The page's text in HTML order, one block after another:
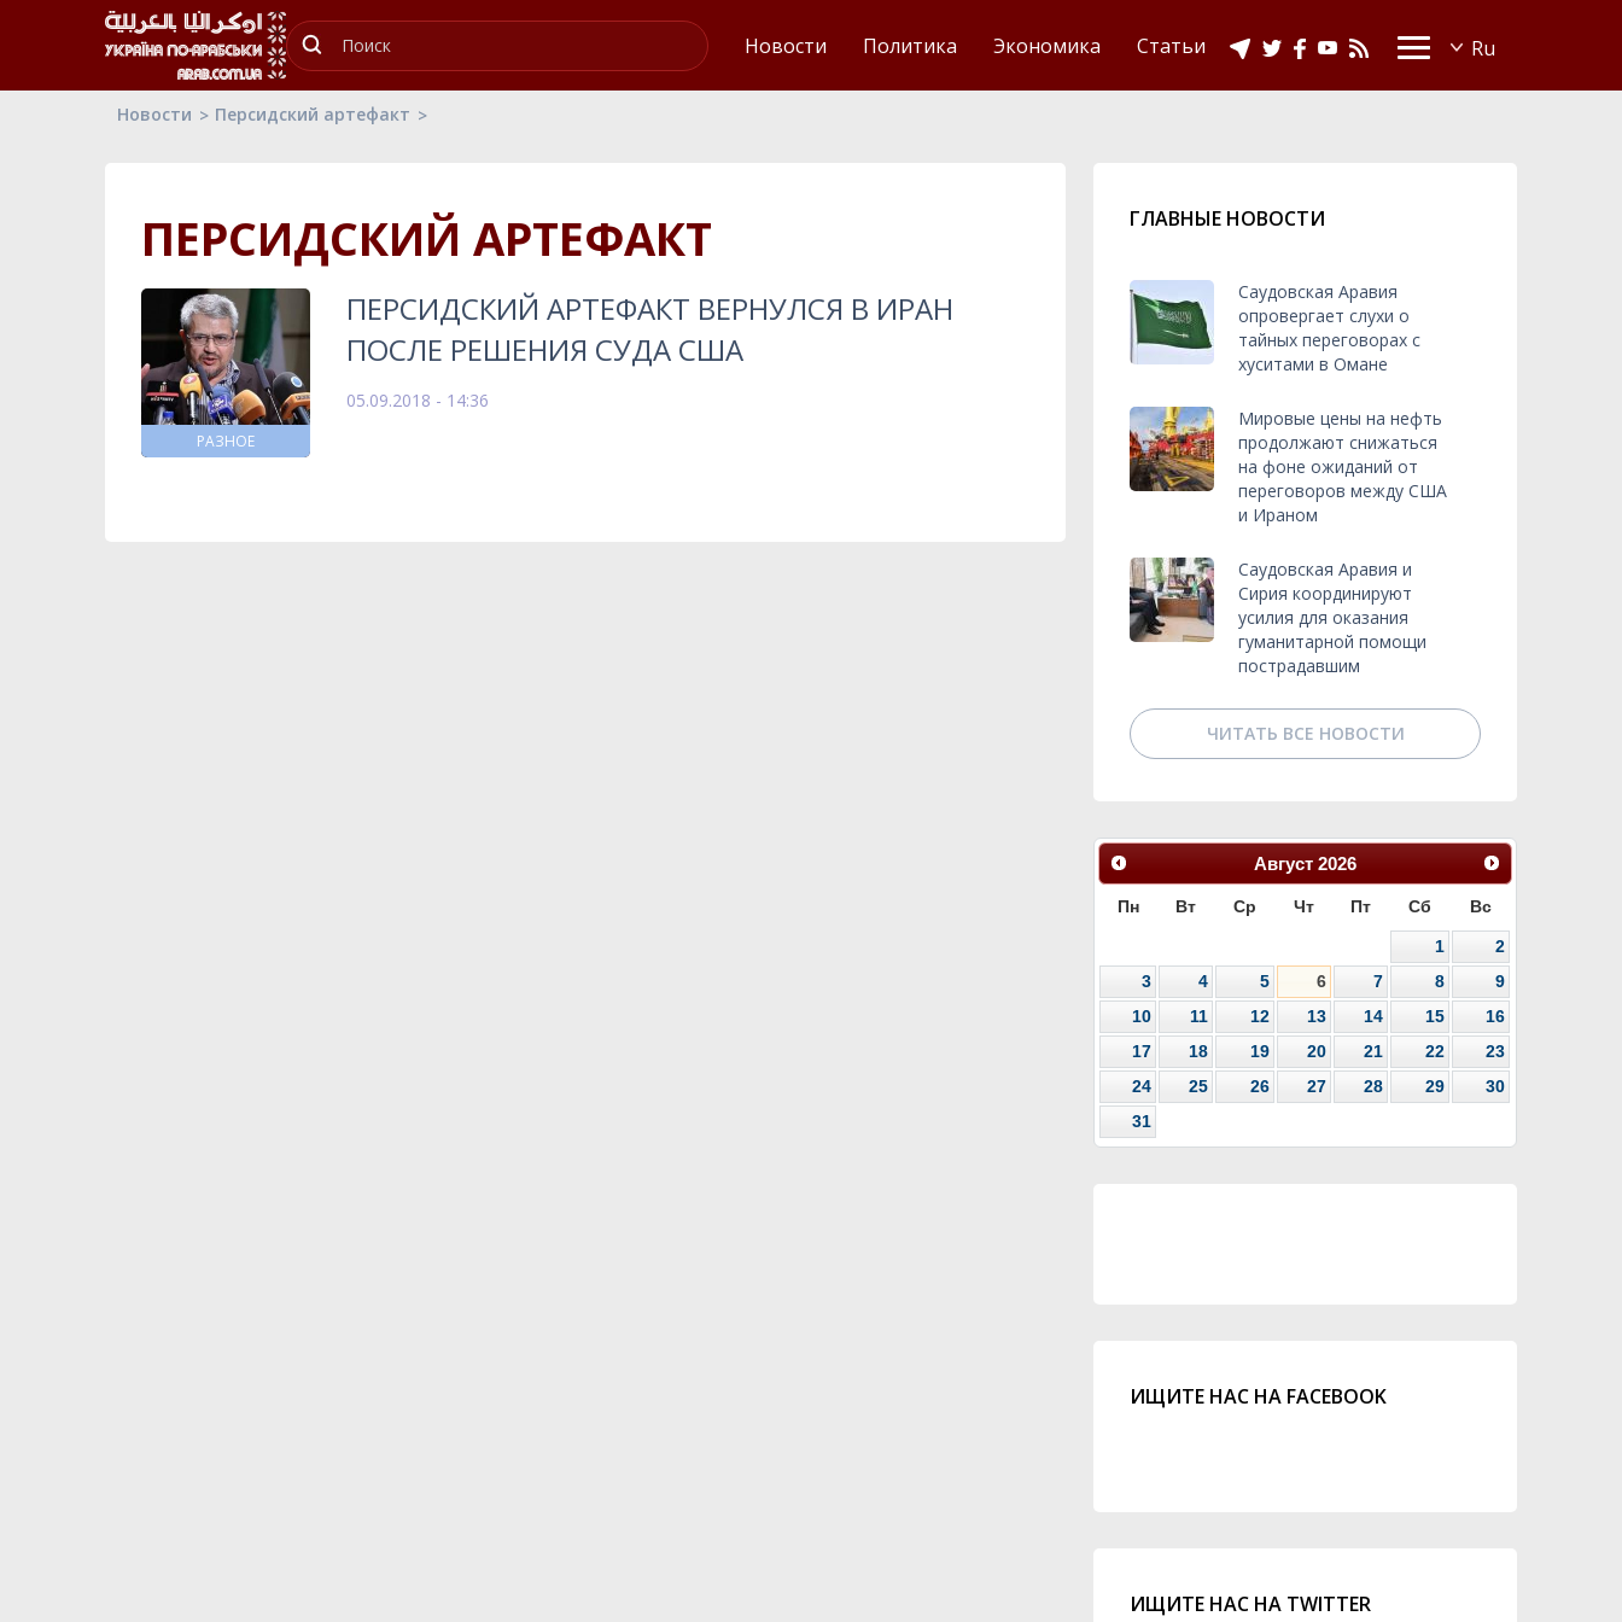
Новости Политика Экономика Статьи
Новости Персидский артефакт
ПЕРСИДСКИЙ АРТЕФАКТ
РАЗНОЕ
ПЕРСИДСКИЙ АРТЕФАКТ ВЕРНУЛСЯ В ИРАН
ПОСЛЕ РЕШЕНИЯ СУДА США
05.09.2018 - 14:36
ГЛАВНЫЕ НОВОСТИ
Саудовская Аравия
опровергает слухи о
тайных переговорах с
хуситами в Омане
Мировые цены на нефть
продолжают снижаться
на фоне ожиданий от
переговоров между США
и Ираном
Саудовская Аравия и
Сирия координируют
усилия для оказания
гуманитарной помощи
пострадавшим
ЧИТАТЬ ВСЕ НОВОСТИ
Август 2026
Пн Вт Ср Чт Пт Сб Вс
1
2
3
4 5 6 7 8
9
10
11 12 13 14 15
16
17
18 19 20 21 22
23
24
25 26 27 28 29
30
31
ИЩИТЕ НАС НА FACEBOOK
ИЩИТЕ НАС НА TWITTER